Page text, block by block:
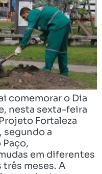
comemorar o Dia
nesta sexta-feira
Fortaleza
segundo a
em diferentes
três meses. A